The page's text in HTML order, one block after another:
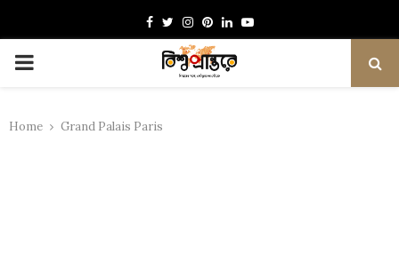
Facebook
TwitterInstagram
Pinterest
LinkedinYoutube
PRIMARY
Home Grand Palais Paris